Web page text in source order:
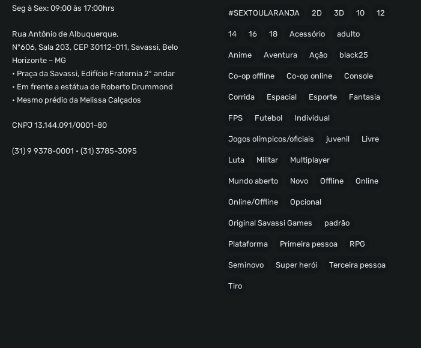
Seg à Sex: 09:00 às 17:00hrs
Rua Antônio de Albuquerque,
Nº606, Sala 203, CEP 30112-011, Savassi, Belo
Horizonte – MG
• Praça da Savassi, Edifício Fraternia 2º andar
• Em frente a estátua de Roberto Drummond
• Mesmo prédio da Melissa Calçados
CNPJ 13.144.091/0001-80
(31) 9 9378-0001 • (31) 3785-3095
#SEXTOULARANJA 2D 3D 10 12
14 16 18 Acessório adulto
Anime Aventura Ação black25
Co-op offline Co-op online Console
Corrida Espacial Esporte Fantasia
FPS Futebol Individual
Jogos olímpicos/oficiais juvenil Livre
Luta Militar Multiplayer
Mundo aberto Novo Offline Online
Online/Offline Opcional
Original Savassi Games padrão
Plataforma Primeira pessoa RPG
Seminovo Super herói Terceira pessoa
Tiro